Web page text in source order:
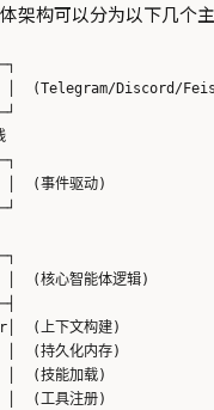
架构可以分为以下几个主
│  (Telegram/Discord/
│  (事件驱动)
(核心智能体逻辑)
(上下文构建)
(持久化内存)
(技能加载)
(工具注册)